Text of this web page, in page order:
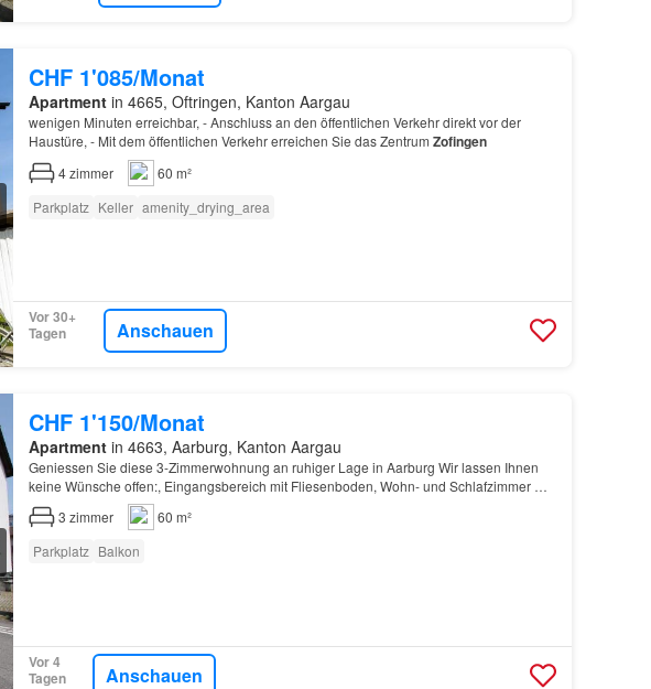
CHF 1'085/Monat
Apartmentin 4665, Oftringen, Kanton Aargau
wenigen Minuten erreichbar, - Anschluss an den öffentlichen Verkehr direkt vor der
Haustüre, - Mit dem öffentlichen Verkehr erreichen Sie das Zentrum Zofingen
4zimmer
60 m²
Parkplatz Keller amenity_drying_area
Vor 30+
Tagen
Anschauen
CHF 1'150/Monat
Apartmentin 4663, Aarburg, Kanton Aargau
Geniessen Sie diese 3-Zimmerwohnung an ruhiger Lage in Aarburg Wir lassen Ihnen
keine Wünsche offen:, Eingangsbereich mit Fliesenboden, Wohn- und Schlafzimmer mit
Laminatböden, Einbauschrank im Korridor, Geräumige Küche mit v…
3 zimmer
60 m²
Parkplatz Balkon
Vor 4
Tagen
Anschauen